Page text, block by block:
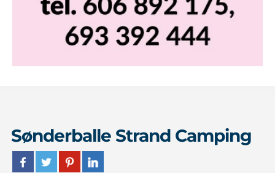
Sønderballe Strand Camping